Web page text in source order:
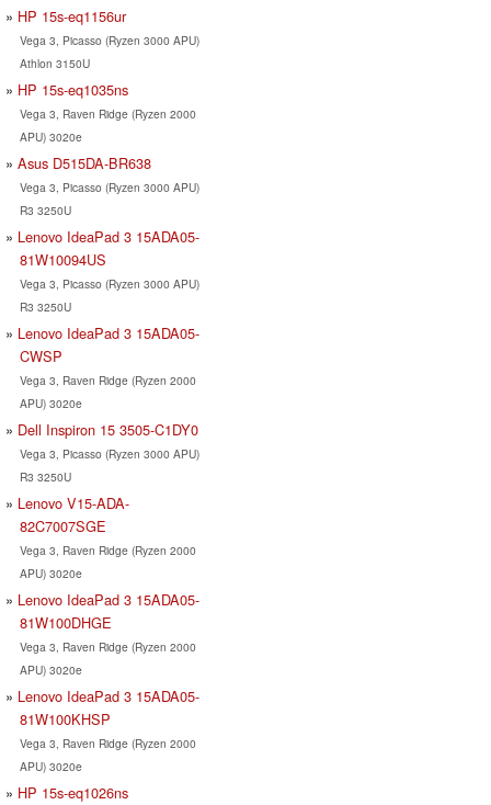
HP 15s-eq1156ur
Vega 3, Picasso (Ryzen 3000 APU)
Athlon 3150U
HP 15s-eq1035ns
Vega 3, Raven Ridge (Ryzen 2000
APU) 3020e
Asus D515DA-BR638
Vega 3, Picasso (Ryzen 3000 APU)
R3 3250U
Lenovo IdeaPad 3 15ADA05-
81W10094US
Vega 3, Picasso (Ryzen 3000 APU)
R3 3250U
Lenovo IdeaPad 3 15ADA05-
CWSP
Vega 3, Raven Ridge (Ryzen 2000
APU) 3020e
Dell Inspiron 15 3505-C1DY0
Vega 3, Picasso (Ryzen 3000 APU)
R3 3250U
Lenovo V15-ADA-
82C7007SGE
Vega 3, Raven Ridge (Ryzen 2000
APU) 3020e
Lenovo IdeaPad 3 15ADA05-
81W100DHGE
Vega 3, Raven Ridge (Ryzen 2000
APU) 3020e
Lenovo IdeaPad 3 15ADA05-
81W100KHSP
Vega 3, Raven Ridge (Ryzen 2000
APU) 3020e
HP 15s-eq1026ns